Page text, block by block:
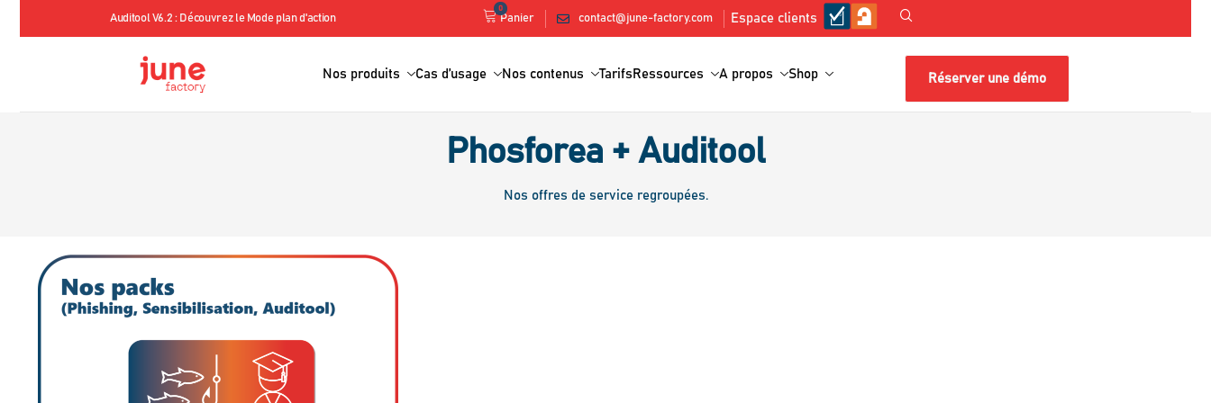
Auditool V6.2 : Découvrez le Mode plan d'action Panier
0
contact@june-factory.com Espace clients
Nos produits Cas d’usage Nos contenus Tarifs Ressources A propos Shop Réserver une démo
Phosforea + Auditool
Nos offres de service regroupées.